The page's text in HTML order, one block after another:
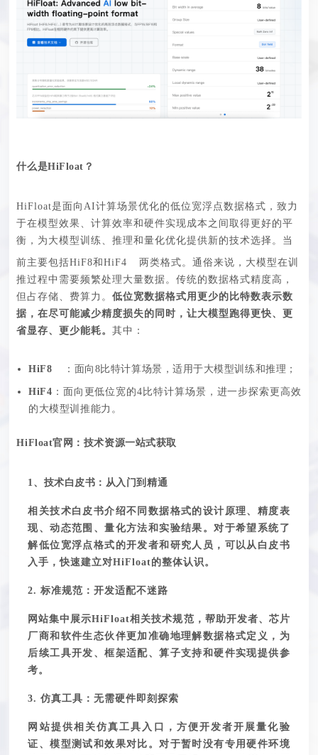
什么是HiFloat？
HiFloat是面向AI计算场景优化的低位宽浮点数据格式，致力
于在模型效果、计算效率和硬件实现成本之间取得更好的平
衡，为大模型训练、推理和量化优化提供新的技术选择。 当
前主要包括HiF8和HiF4 两类格式。通俗来说，大模型在训
推过程中需要频繁处理大量数据。传统的数据格式精度高，
但占存储
费算力 。低位宽数据格式用更少的比特数表示数
据，在尽可能减少精度损失的同时 ，让大模型跑得更快、更
省显存、更少能耗。其中：
HiF8 ： 面向 8比特计算场景，适用于大模型训练和推理；
HiF4 ： 面向更低位宽的4比特计算场景，进一步探索更高效
的大模型训推能力。
HiFloat官 网 ： 技术资源一站式获取
1、技术白皮书： 从入门到 精通
相关技术白皮书介绍不同数据格式的设计原理、精度表
现、动态范围、量化方法和实验结果。对于希望系统了
解低位宽浮点格式的开发者和研究人员，可以从白皮书
入手，快速建立对HiFloat的整体认识。
2. 标准规范：开发适配不迷路
网站集中展示HiFloat相关技术规范，帮助开发者、芯片
厂商和软件生态伙伴更加准确地理解数据格式定义，为
后续工具开发、框架适配、算子支持和硬件实现提供参
考。
3. 仿真工具：无需硬件即刻探索
网站提供相关仿真工具入口，方便开发者开展量化验
证、模型测试和效果对比。对于暂时没有专用硬件环境